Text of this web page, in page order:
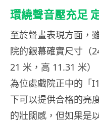
環繞聲音壓充足
至於聲畫表現方面，
院的銀幕確實尺寸（
21 米，高 11.31 米
為位處戲院正中的「
下可以提供合格的亮
的壯闊感，但如果是